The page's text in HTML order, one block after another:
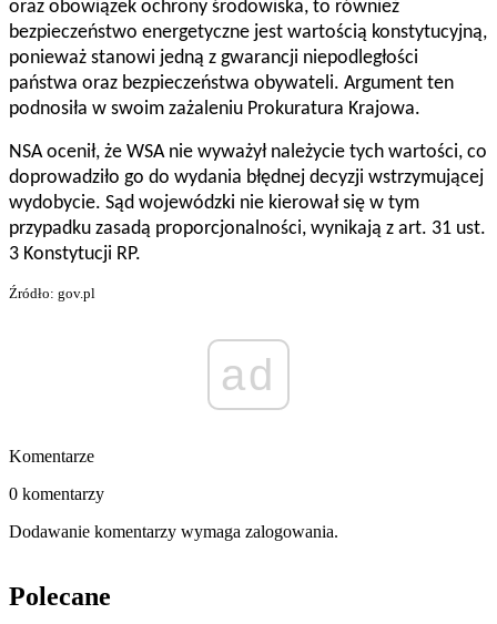
oraz obowiązek ochrony środowiska, to również
bezpieczeństwo energetyczne jest wartością konstytucyjną,
ponieważ stanowi jedną z gwarancji niepodległości
państwa oraz bezpieczeństwa obywateli. Argument ten
podnosiła w swoim zażaleniu Prokuratura Krajowa.
NSA ocenił, że WSA nie wyważył należycie tych wartości, co
doprowadziło go do wydania błędnej decyzji wstrzymującej
wydobycie. Sąd wojewódzki nie kierował się w tym
przypadku zasadą proporcjonalności, wynikają z art. 31 ust.
3 Konstytucji RP.
Źródło: gov.pl
ad
Komentarze
0 komentarzy
Dodawanie komentarzy wymaga zalogowania.
Polecane